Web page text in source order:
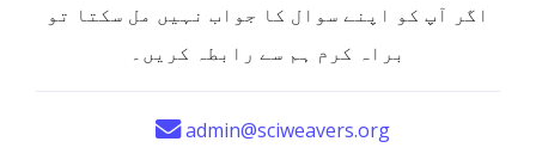
اگر آپ کو اپنے سوال کا جواب نہیں مل سکتا تو
براہ کرم ہم سے رابطہ کریں۔
admin@sciweavers.org